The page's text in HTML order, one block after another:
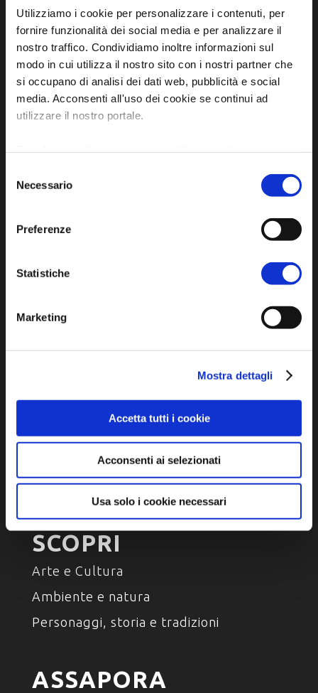
Utilizziamo i cookie per personalizzare i contenuti, per
fornire funzionalità dei social media e per analizzare il
nostro traffico. Condividiamo inoltre informazioni sul
modo in cui utilizza il nostro sito con i nostri partner che
si occupano di analisi dei dati web, pubblicità e social
media. Acconsenti all'uso dei cookie se continui ad
utilizzare il nostro portale.
delNecessario
Preferenze
Statistiche
Marketing
Mostra dettagli
Accetta tutti i cookie
Acconsenti ai selezionati
Usa solo i cookie necessari
Sito ufficiale di informazione turistica
dell'Unione dei Comuni della Bassa Romagna
Piazza della Libertà, 13
Tel. +39 0545 280898
P.E.C. pg.unione.labassaromagna.it@legalmail.it
Dichiarazione di accessibilità
SCOPRI
Arte e Cultura
Ambiente e natura
Personaggi, storia e tradizioni
ASSAPORA